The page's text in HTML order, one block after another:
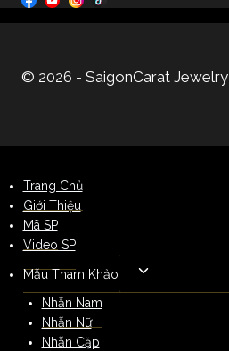
© 2026 - SaigonCarat Jewelry
Trang Chủ
Giới Thiệu
Mã SP
Video SP
Mẫu Tham Khảo
Nhẫn Nam
Nhẫn Nữ
Nhẫn Cặp